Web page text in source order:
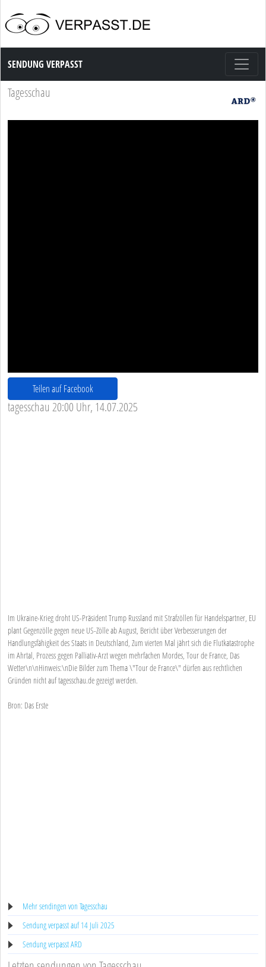
Sendung Verpasst
SENDUNG VERPASST
Tagesschau
Teilen auf Facebook
tagesschau 20:00 Uhr, 14.07.2025
Im Ukraine-Krieg droht US-Präsident Trump Russland mit Strafzöllen für Handelspartner, EU
plant Gegenzölle gegen neue US-Zölle ab August, Bericht über Verbesserungen der
Handlungsfähigkeit des Staats in Deutschland, Zum vierten Mal jährt sich die Flutkatastrophe
im Ahrtal, Prozess gegen Palliativ-Arzt wegen mehrfachen Mordes, Tour de France, Das
Wetter\n\nHinweis:\nDie Bilder zum Thema \"Tour de France\" dürfen aus rechtlichen
Gründen nicht auf tagesschau.de gezeigt werden.
Bron: Das Erste
Mehr sendingen von Tagesschau
Sendung verpasst auf 14 Juli 2025
Sendung verpasst ARD